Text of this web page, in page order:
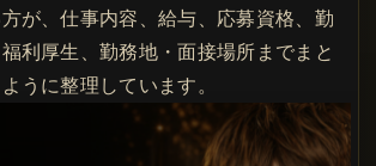
が、仕事内容、給与、応募資格、勤
利厚生、勤務地・面接場所までまと
うに整理しています。